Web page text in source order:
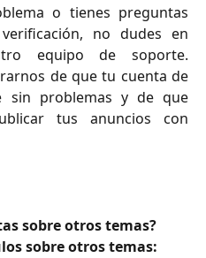
o tienes preguntas
no dudes en
equipo de soporte.
de que tu cuenta de
sin problemas y de que
tus anuncios con
sobre otros temas?
sobre otros temas: